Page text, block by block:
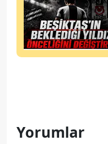
Yorumlar